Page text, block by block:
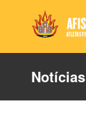
Notícias